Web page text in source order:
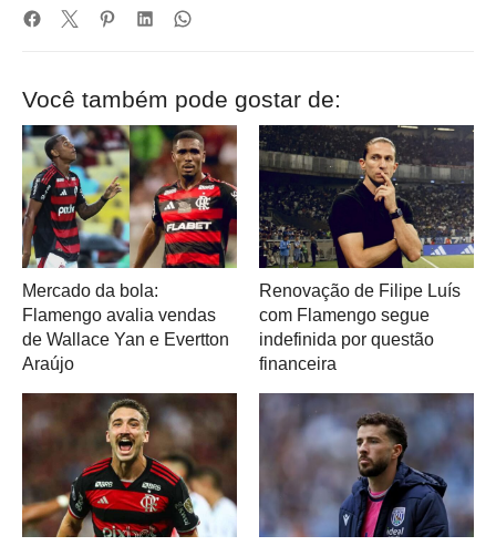
Você também pode gostar de:
Mercado da bola:
Flamengo avalia vendas
de Wallace Yan e Evertton
Araújo
Renovação de Filipe Luís
com Flamengo segue
indefinida por questão
financeira